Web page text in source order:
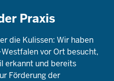
Praxis
die Kulissen: Wir haben
vor Ort besucht,
erkannt und bereits
Förderung der